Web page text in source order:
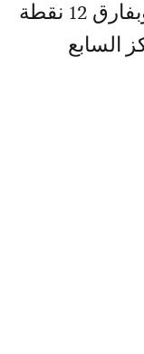
عشر، الذي خاض 33 مباراة، وبفارق 12 نقطة
السابع